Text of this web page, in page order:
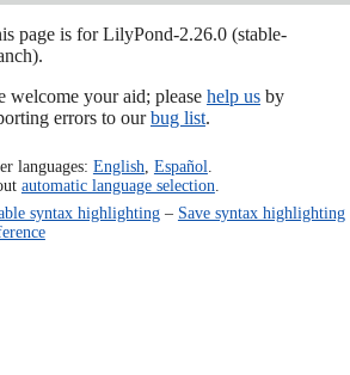
page is for LilyPond-2.26.0 (stable-
welcome your aid; please help usby
errors to ourbug list.
languages: English Español
automatic language selection
syntax highlighting– Save syntax highlighting